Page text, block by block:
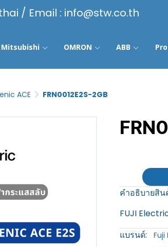
/ Email : info@stw.co.th
Mitsubishi OMRON ABB
ACE FRN0012E2S-2GB
คำอธิบายสิ
FUJI
แบรนด์:
Fuji